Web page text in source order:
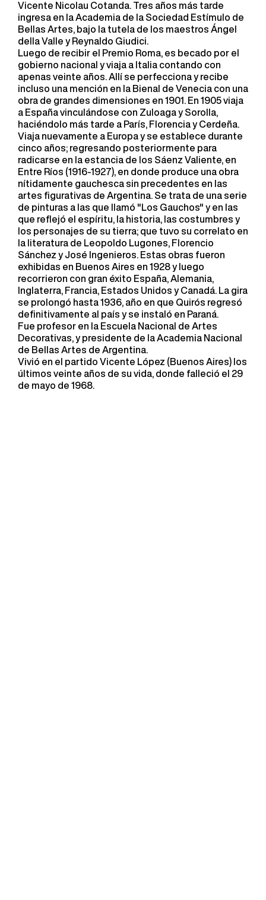
Vicente Nicolau Cotanda. Tres años más tarde
ingresa en la Academia de la Sociedad Estímulo de
Bellas Artes, bajo la tutela de los maestros Ángel
della Valle y Reynaldo Giudici.
Luego de recibir el Premio Roma, es becado por el
gobierno nacional y viaja a Italia contando con
apenas veinte años. Allí se perfecciona y recibe
incluso una mención en la Bienal de Venecia con una
obra de grandes dimensiones en 1901. En 1905 viaja
a España vinculándose con Zuloaga y Sorolla,
haciéndolo más tarde a París, Florencia y Cerdeña.
Viaja nuevamente a Europa y se establece durante
cinco años; regresando posteriormente para
radicarse en la estancia de los Sáenz Valiente, en
Entre Ríos (1916-1927), en donde produce una obra
nítidamente gauchesca sin precedentes en las
artes figurativas de Argentina. Se trata de una serie
de pinturas a las que llamó "Los Gauchos" y en las
que reflejó el espíritu, la historia, las costumbres y
los personajes de su tierra; que tuvo su correlato en
la literatura de Leopoldo Lugones, Florencio
Sánchez y José Ingenieros. Estas obras fueron
exhibidas en Buenos Aires en 1928 y luego
recorrieron con gran éxito España, Alemania,
Inglaterra, Francia, Estados Unidos y Canadá. La gira
se prolongó hasta 1936, año en que Quirós regresó
definitivamente al país y se instaló en Paraná.
Fue profesor en la Escuela Nacional de Artes
Decorativas, y presidente de la Academia Nacional
de Bellas Artes de Argentina.
Vivió en el partido Vicente López (Buenos Aires) los
últimos veinte años de su vida, donde falleció el 29
de mayo de 1968.